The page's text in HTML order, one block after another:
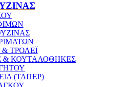
ΤΡΟΛΕΪ
& ΚΟΥΤΑΛΟΘΗΚΕΣ
(ΤΑΠΕΡ)